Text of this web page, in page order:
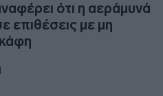
ότι η αεράμυνά
επιθέσεις με μη